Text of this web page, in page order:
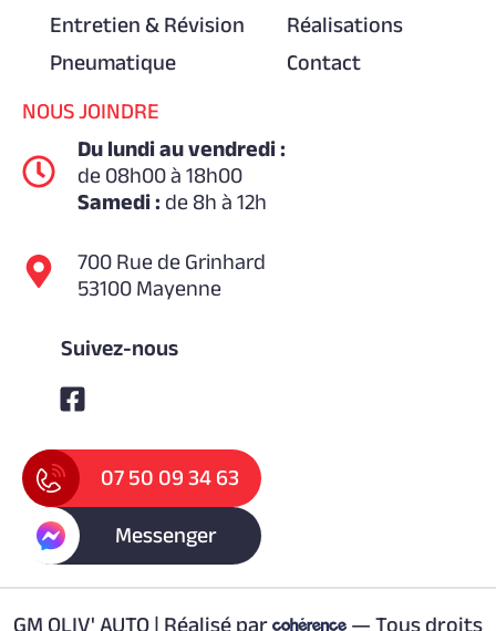
Entretien & Révision
Réalisations
Pneumatique
Contact
NOUS JOINDRE
Du lundi au vendredi :
de 08h00 à 18h00
Samedi : de 8h à 12h
700 Rue de Grinhard
53100 Mayenne
Suivez-nous
07 50 09 34 63
Messenger
GM OLIV' AUTO | Réalisé par — Tous droits